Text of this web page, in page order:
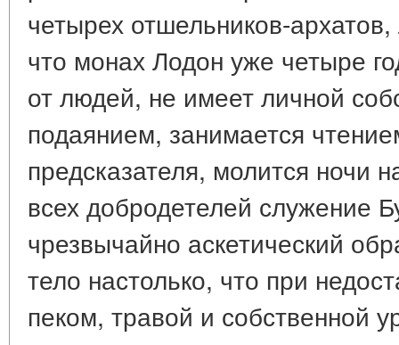
четырех отшельников-
что монах Лодон уже четыре
от людей, не имеет личной
подаянием, занимается
предсказателя, молится ночи
всех добродетелей служение
чрезвычайно аскетический
тело настолько, что при
пеком, травой и собственной